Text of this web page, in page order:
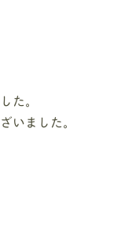
た。
いました。